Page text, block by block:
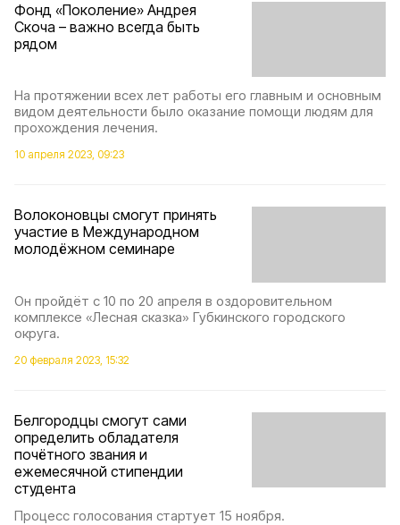
Фонд «Поколение» Андрея
Скоча – важно всегда быть
рядом
На протяжении всех лет работы его главным и основным
видом деятельности было оказание помощи людям для
прохождения лечения.
10 апреля 2023, 09:23
Волоконовцы смогут принять
участие в Международном
молодёжном семинаре
Он пройдёт с 10 по 20 апреля в оздоровительном
комплексе «Лесная сказка» Губкинского городского
округа.
20 февраля 2023, 15:32
Белгородцы смогут сами
определить обладателя
почётного звания и
ежемесячной стипендии
студента
Процесс голосования стартует 15 ноября.